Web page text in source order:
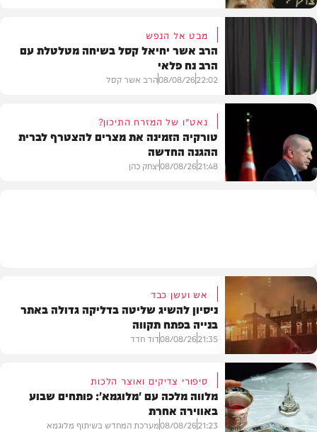
וידאו
חדשות
מבט אל הנפש
הרב אשר יחיאל קסל בשיחה מטלטלת עם
הרב נח פלאי
22:02
08/08/26הרב אשר קסל
נאט"ו של המזרח התיכון?
טורקיה הזמינה את מצרים להצטרף לברית
ההגנה החדשה
21:48
08/08/26יצחק כהן
חדשות
אש ועשן כבד
ניסיון להשיג שליטה בדליקה גדולה באתר
בנייה בפתח תקווה
21:35
08/08/26דוד חדד
סיפורי צדיקים ואוצר הלכות
מלווה מלכה עם 'מלוגמא': פותחים שבוע
באווירה אחרת
21:23
08/08/26מערכת המחדש בשיתוף מלוגמא